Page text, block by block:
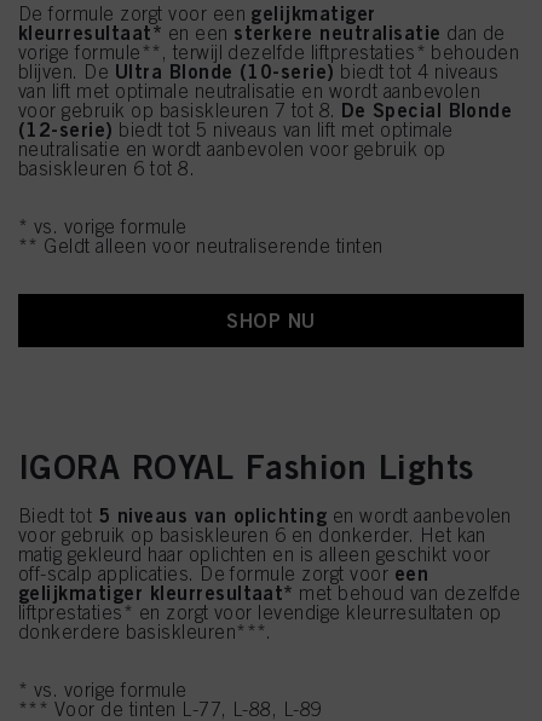
De formule zorgt voor een gelijkmatiger
kleurresultaat* en een sterkere neutralisatie dan de
vorige formule**, terwijl dezelfde liftprestaties* behouden
blijven. De Ultra Blonde (10-serie) biedt tot 4 niveaus
van lift met optimale neutralisatie en wordt aanbevolen
voor gebruik op basiskleuren 7 tot 8. De Special Blonde
(12-serie) biedt tot 5 niveaus van lift met optimale
neutralisatie en wordt aanbevolen voor gebruik op
basiskleuren 6 tot 8.
* vs. vorige formule
** Geldt alleen voor neutraliserende tinten
SHOP NU
IGORA ROYAL Fashion Lights
Biedt tot 5 niveaus van oplichting en wordt aanbevolen
voor gebruik op basiskleuren 6 en donkerder. Het kan
matig gekleurd haar oplichten en is alleen geschikt voor
off-scalp applicaties. De formule zorgt voor een
gelijkmatiger kleurresultaat* met behoud van dezelfde
liftprestaties* en zorgt voor levendige kleurresultaten op
donkerdere basiskleuren***.
* vs. vorige formule
*** Voor de tinten L-77, L-88, L-89